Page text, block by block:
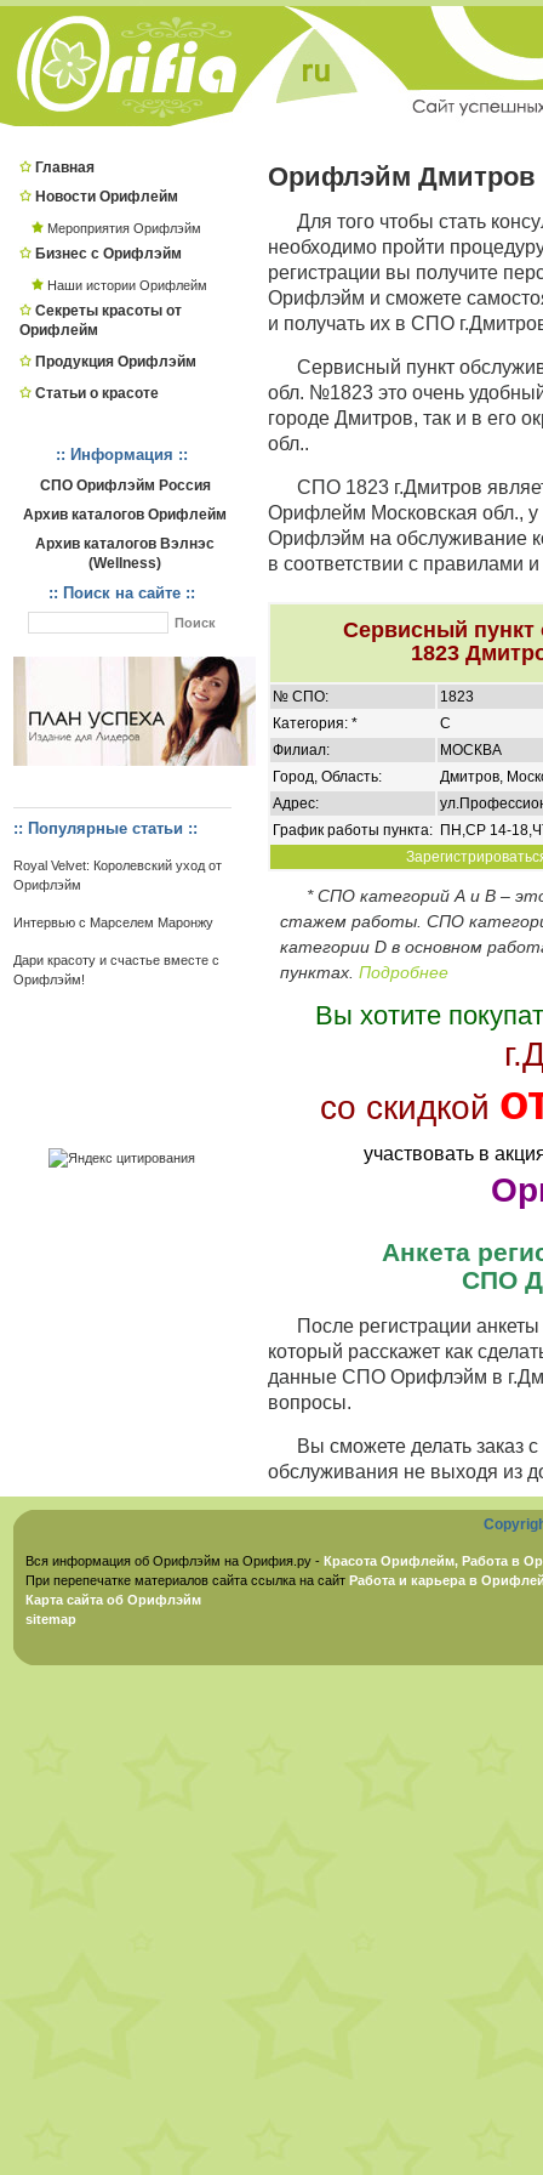
Главная
Новости Орифлейм
Мероприятия Орифлэйм
Бизнес с Орифлэйм
Наши истории Орифлейм
Секреты красоты от
Орифлейм
Продукция Орифлэйм
Статьи о красоте
:: Информация ::
СПО Орифлэйм Россия
Архив каталогов Орифлейм
Архив каталогов Вэлнэс
(Wellness)
:: Поиск на сайте ::
:: Популярные статьи ::
Royal Velvet: Королевский уход от
Орифлэйм
Интервью с Марселем Маронжу
Дари красоту и счастье вместе с
Орифлэйм!
Орифлэйм Дмитров
Для того чтобы стать
необходимо пройти
регистрации вы получите
Орифлэйм и сможете
и получать их в СПО
Сервисный пункт
обл. №1823 это очень
городе Дмитров, так и в его
обл..
СПО 1823 г.Дмитров
Орифлейм Московская обл., у
Орифлэйм на обслуживание
в соответствии с правилами
Сервисный
1823
№ СПО:
1823
Категория: *
C
Филиал:
МОСКВА
Город, Область:
Дмитров,
Адрес:
График работы пункта: ПН,СР 14-
* СПО категорий А и В –
стажем работы. СПО
категории D в основном
пунктах. Подробнее
Вы хотите
со скидкой
участвовать в
Анкета
СПО
После регистрации
который расскажет как
данные СПО Орифлэйм в
вопросы.
Вы сможете делать заказ
обслуживания не выходя из
Вся информация об Орифлэйм на Орифия.ру - Красота Орифлейм, Работа в
При перепечатке материалов сайта ссылка на сайт Работа и карьера в
Карта сайта об Орифлэйм
sitemap